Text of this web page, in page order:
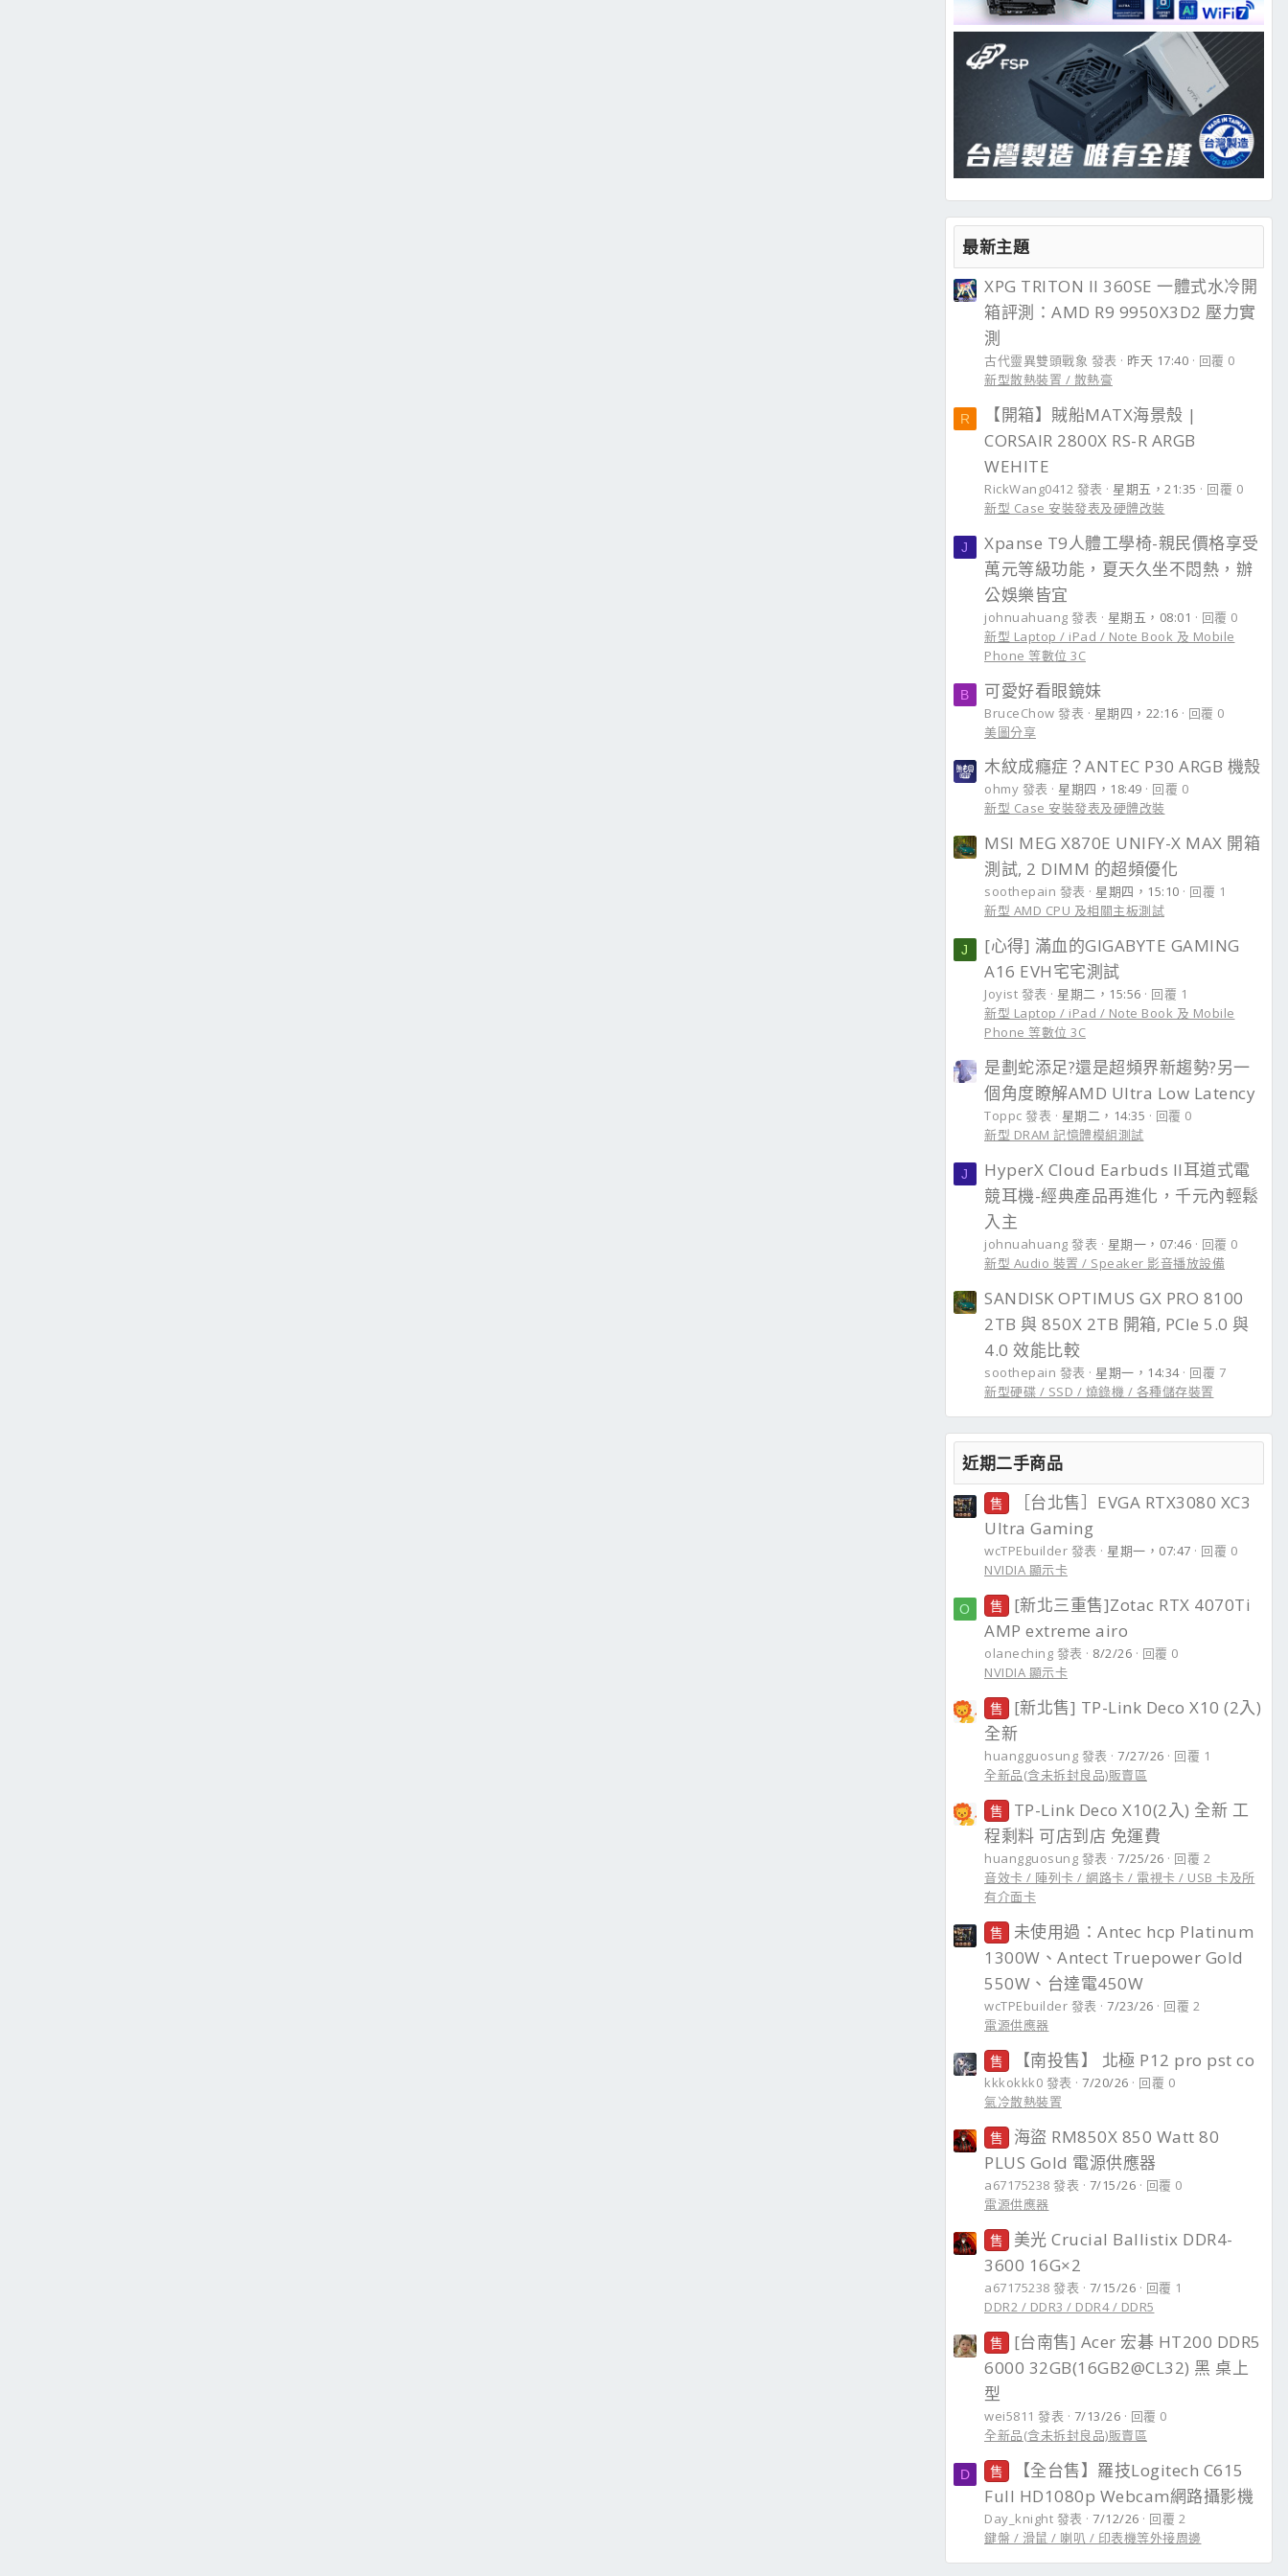
最新主題
XPG TRITON II 360SE 一體式水冷開
箱評測：AMD R9 9950X3D2 壓力實
測
古代靈異雙頭戰象 發表 昨天 17:40
回覆 0
新型散熱裝置 / 散熱膏
R
【開箱】賊船MATX海景殼 |
CORSAIR 2800X RS-R ARGB
WEHITE
RickWang0412 發表 星期五，21:35
回覆 0
新型 Case 安裝發表及硬體改裝
J
Xpanse T9人體工學椅-親民價格享受
萬元等級功能，夏天久坐不悶熱，辦
公娛樂皆宜
johnuahuang 發表 星期五，08:01
回覆 0
新型 Laptop / iPad / Note Book 及 Mobile
Phone 等數位 3C
B 可愛好看眼鏡妹
BruceChow 發表 星期四，22:16
回覆 0
美圖分享
木紋成癮症？ANTEC P30 ARGB 機殼
ohmy 發表 星期四，18:49
回覆 0
新型 Case 安裝發表及硬體改裝
MSI MEG X870E UNIFY-X MAX 開箱
測試, 2 DIMM 的超頻優化
soothepain 發表 星期四，15:10
回覆 1
新型 AMD CPU 及相關主板測試
J
[心得] 滿血的GIGABYTE GAMING
A16 EVH宅宅測試
Joyist 發表 星期二，15:56
回覆 1
新型 Laptop / iPad / Note Book 及 Mobile
Phone 等數位 3C
是劃蛇添足?還是超頻界新趨勢?另一
個角度瞭解AMD Ultra Low Latency
Toppc 發表 星期二，14:35
回覆 0
新型 DRAM 記憶體模組測試
J
HyperX Cloud Earbuds II耳道式電
競耳機-經典產品再進化，千元內輕鬆
入主
johnuahuang 發表 星期一，07:46
回覆 0
新型 Audio 裝置 / Speaker 影音播放設備
SANDISK OPTIMUS GX PRO 8100
2TB 與 850X 2TB 開箱, PCIe 5.0 與
4.0 效能比較
soothepain 發表 星期一，14:34
回覆 7
新型硬碟 / SSD / 燒錄機 / 各種儲存裝置
近期二手商品
售
［台北售］EVGA RTX3080 XC3
Ultra Gaming
wcTPEbuilder 發表 星期一，07:47
回覆 0
NVIDIA 顯示卡
O 售
[新北三重售]Zotac RTX 4070Ti
AMP extreme airo
olaneching 發表 8/2/26
回覆 0
NVIDIA 顯示卡
售
[新北售] TP-Link Deco X10 (2入)
全新
huangguosung 發表 7/27/26
回覆 1
全新品(含未拆封良品)販賣區
售
TP-Link Deco X10(2入) 全新 工
程剩料 可店到店 免運費
huangguosung 發表 7/25/26
回覆 2
音效卡 / 陣列卡 / 網路卡 / 電視卡 / USB 卡及所
有介面卡
售
未使用過：Antec hcp Platinum
1300W、Antect Truepower Gold
550W、台達電450W
wcTPEbuilder 發表 7/23/26
回覆 2
電源供應器
售 【南投售】 北極 P12 pro pst co
kkkokkk0 發表 7/20/26
回覆 0
氣冷散熱裝置
售
海盜 RM850X 850 Watt 80
PLUS Gold 電源供應器
a67175238 發表 7/15/26
回覆 0
電源供應器
售
美光 Crucial Ballistix DDR4-
3600 16G×2
a67175238 發表 7/15/26
回覆 1
DDR2 / DDR3 / DDR4 / DDR5
售
[台南售] Acer 宏碁 HT200 DDR5
6000 32GB(16GB2@CL32) 黑 桌上
型
wei5811 發表 7/13/26
回覆 0
全新品(含未拆封良品)販賣區
D 售
【全台售】羅技Logitech C615
Full HD1080p Webcam網路攝影機
Day_knight 發表 7/12/26
回覆 2
鍵盤 / 滑鼠 / 喇叭 / 印表機等外接周邊